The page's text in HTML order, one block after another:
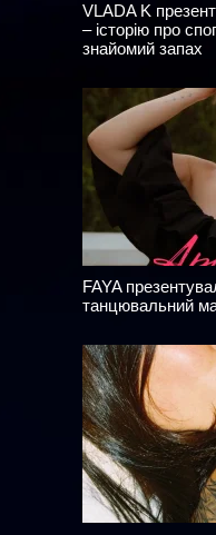
VLADA K
– історію про
знайомий запах
FAYA
танцювальний